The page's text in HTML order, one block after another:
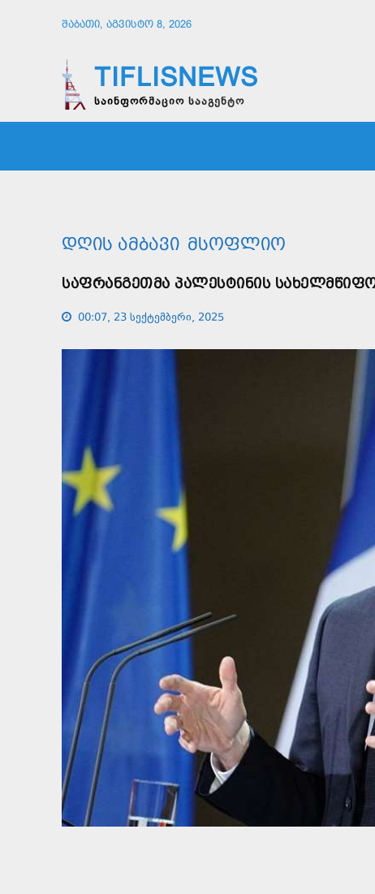
ᲨᲐᲑᲐᲗᲘ, ᲐᲒᲕᲘᲡᲢᲝ 8, 2026
TIFLISNEWS
საინფორმაციო სააგენტო
ᲓᲦᲘᲡ ᲐᲛᲑᲐᲕᲘ ᲛᲡᲝᲤᲚᲘᲝ
ᲡᲐᲤᲠᲐᲜᲒᲔᲗᲛᲐ ᲞᲐᲚᲔᲡᲢᲘᲜᲘᲡ
00:07, 23 სექტემბერი, 2025